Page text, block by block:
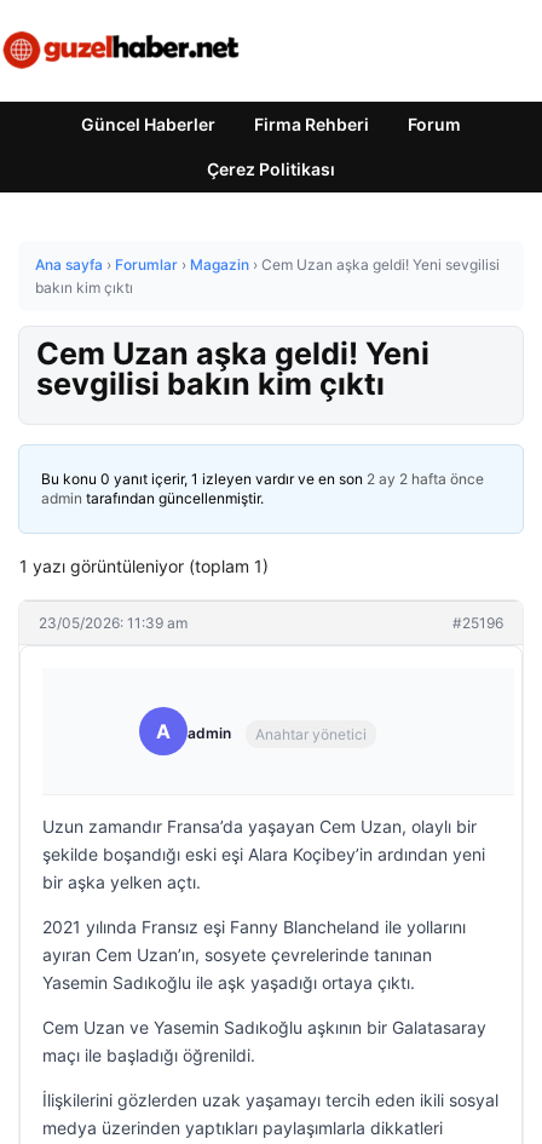
Güncel Haberler Firma Rehberi Forum
Çerez Politikası
Ana sayfa › Forumlar › Magazin › Cem Uzan aşka geldi! Yeni sevgilisi
bakın kim çıktı
Cem Uzan aşka geldi! Yeni
sevgilisi bakın kim çıktı
Bu konu 0 yanıt içerir, 1 izleyen vardır ve en son 2 ay 2 hafta önce
admin tarafından güncellenmiştir.
1 yazı görüntüleniyor (toplam 1)
23/05/2026: 11:39 am #25196
A admin Anahtar yönetici
Uzun zamandır Fransa’da yaşayan Cem Uzan, olaylı bir
şekilde boşandığı eski eşi Alara Koçibey’in ardından yeni
bir aşka yelken açtı.
2021 yılında Fransız eşi Fanny Blancheland ile yollarını
ayıran Cem Uzan’ın, sosyete çevrelerinde tanınan
Yasemin Sadıkoğlu ile aşk yaşadığı ortaya çıktı.
Cem Uzan ve Yasemin Sadıkoğlu aşkının bir Galatasaray
maçı ile başladığı öğrenildi.
İlişkilerini gözlerden uzak yaşamayı tercih eden ikili sosyal
medya üzerinden yaptıkları paylaşımlarla dikkatleri